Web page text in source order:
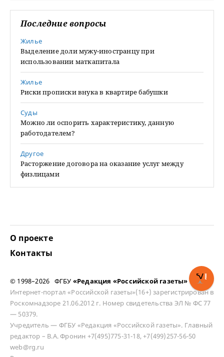
Последние вопросы
Жилье
Выделение доли мужу-иностранцу при
использовании маткапитала
Жилье
Риски прописки внука в квартире бабушки
Суды
Можно ли оспорить характеристику, данную
работодателем?
Другое
Расторжение договора на оказание услуг между
физлицами
О проекте
Контакты
© 1998–2026 ФГБУ «Редакция «Российской газеты»
Интернет-портал «Российской газеты»(16+) зарегистрирован в
Роскомнадзоре 21.06.2012 г. Номер свидетельства ЭЛ № ФС 77
— 50379.
Учредитель — ФГБУ «Редакция «Российской газеты». Главный
редактор – В.А. Фронин +7(495)775-31-18, +7(499)257-56-50
web@rg.ru